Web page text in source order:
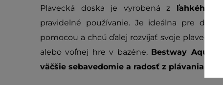
Plavecká doska je vyrobená z ľahkého a
pravidelné používanie. Je ideálna pre
pomocou a chcú ďalej rozvíjať svoje plavecké
alebo voľnej hre v bazéne, Bestway
väčšie sebavedomie a radosť z plávania